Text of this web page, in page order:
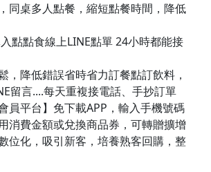
同桌多人點餐，縮短點餐時間，降低
入點點食線上LINE點單 24小時都能接
，降低錯誤省時省力訂餐點訂飲料，
留言....每天重複接電話、手抄訂單
員平台】免下載APP，輸入手機號碼
消費金額或兌換商品券，可轉贈擴增
位化，吸引新客，培養熟客回購，整